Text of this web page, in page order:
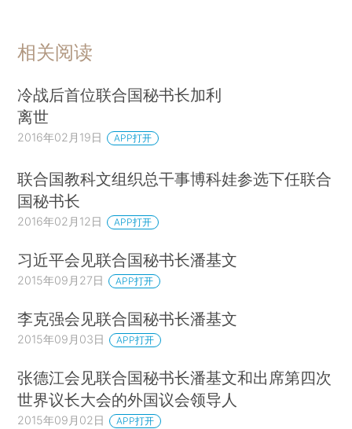
相关阅读
冷战后首位联合国秘书长加利
离世
2016年02月19日 APP打开
联合国教科文组织总干事博科娃参选下任联合
国秘书长
2016年02月12日 APP打开
习近平会见联合国秘书长潘基文
2015年09月27日 APP打开
李克强会见联合国秘书长潘基文
2015年09月03日 APP打开
张德江会见联合国秘书长潘基文和出席第四次
世界议长大会的外国议会领导人
2015年09月02日 APP打开